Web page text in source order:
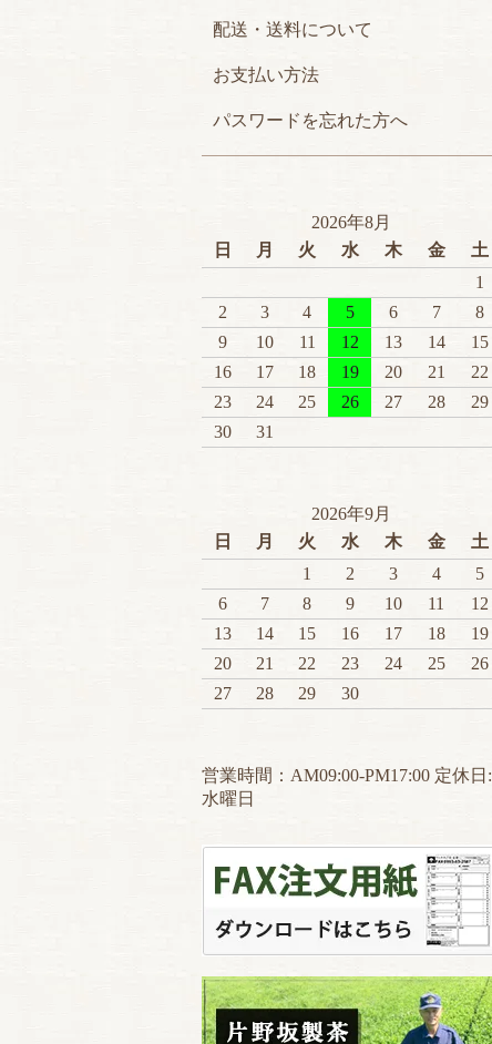
配送・送料について
お支払い方法
パスワードを忘れた方へ
2026年8月
日
月 火 水 木 金
土
1
2
3 4 5 6 7
8
9
10 11 12 13 14
15
16
17 18 19 20 21
22
23
24 25 26 27 28
29
30
31
2026年9月
日
月 火 水 木 金
土
1
2 3 4
5
6
7 8 9 10 11
12
13
14 15 16 17 18
19
20
21 22 23 24 25
26
27
28 29 30
営業時間：AM09:00-PM17:00 定休日:
水曜日